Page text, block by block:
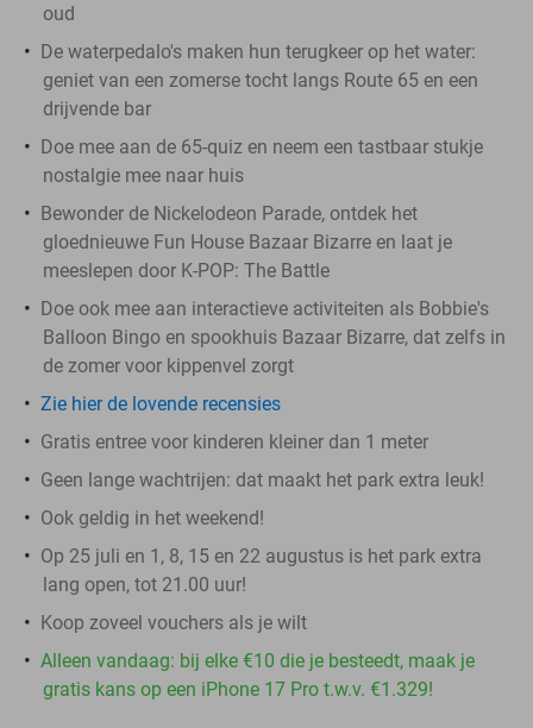
oud
De waterpedalo's maken hun terugkeer op het water:
geniet van een zomerse tocht langs Route 65 en een
drijvende bar
Doe mee aan de 65-quiz en neem een tastbaar stukje
nostalgie mee naar huis
Bewonder de Nickelodeon Parade, ontdek het
gloednieuwe Fun House Bazaar Bizarre en laat je
meeslepen door K-POP: The Battle
Doe ook mee aan interactieve activiteiten als Bobbie's
Balloon Bingo en spookhuis Bazaar Bizarre, dat zelfs in
de zomer voor kippenvel zorgt
Zie hier de lovende recensies
Gratis entree voor kinderen kleiner dan 1 meter
Geen lange wachtrijen: dat maakt het park extra leuk!
Ook geldig in het weekend!
Op 25 juli en 1, 8, 15 en 22 augustus is het park extra
lang open, tot 21.00 uur!
Koop zoveel vouchers als je wilt
Alleen vandaag: bij elke €10 die je besteedt, maak je
gratis kans op een iPhone 17 Pro t.w.v. €1.329!